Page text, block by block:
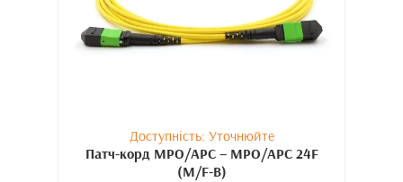
Доступність: Уточнюйте
Патч-корд MPO/APC – MPO/APC 24F
(M/F-B)